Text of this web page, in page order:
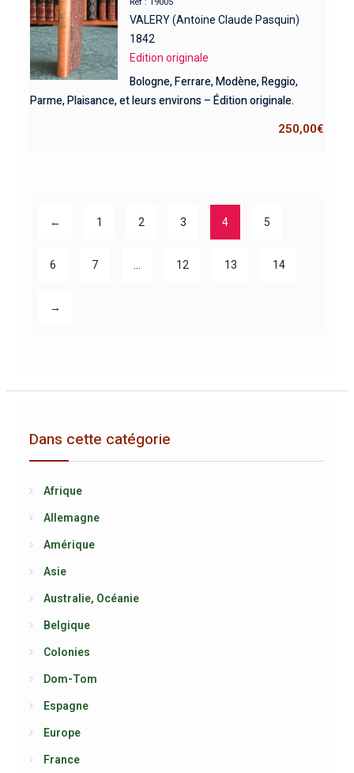
Réf : 19005
VALERY (Antoine Claude Pasquin)
1842
Edition originale
Bologne, Ferrare, Modène, Reggio,
Parme, Plaisance, et leurs environs – Édition originale.
250,00€
← 1 2 3 4 5
6 7 12 13 14
→
Dans cette catégorie
Afrique
Allemagne
Amérique
Asie
Australie, Océanie
Belgique
Colonies
Dom-Tom
Espagne
Europe
France